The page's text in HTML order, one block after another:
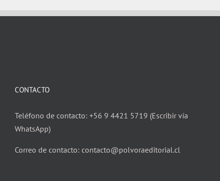
CONTACTO
Teléfono de contacto: +56 9 4421 5719 (Escribir vía
WhatsApp)
Correo de contacto: contacto@polvoraeditorial.cl